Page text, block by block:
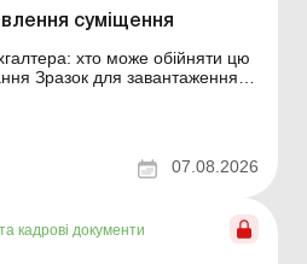
суміщення
хто може обійняти цю
Зразок для завантаження
07.08.2026
кадрові документи